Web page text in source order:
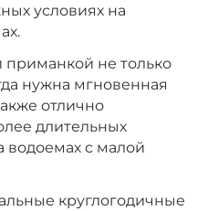
058‍₽ −
условиях на
не только
нужна мгновенная
отлично
длительных
водоемах с малой
круглогодичные